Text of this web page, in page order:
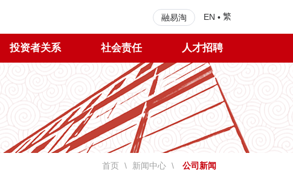
融易淘 EN • 繁
投资者关系 社会责任 人才招聘
首页 \ 新闻中心 \ 公司新闻